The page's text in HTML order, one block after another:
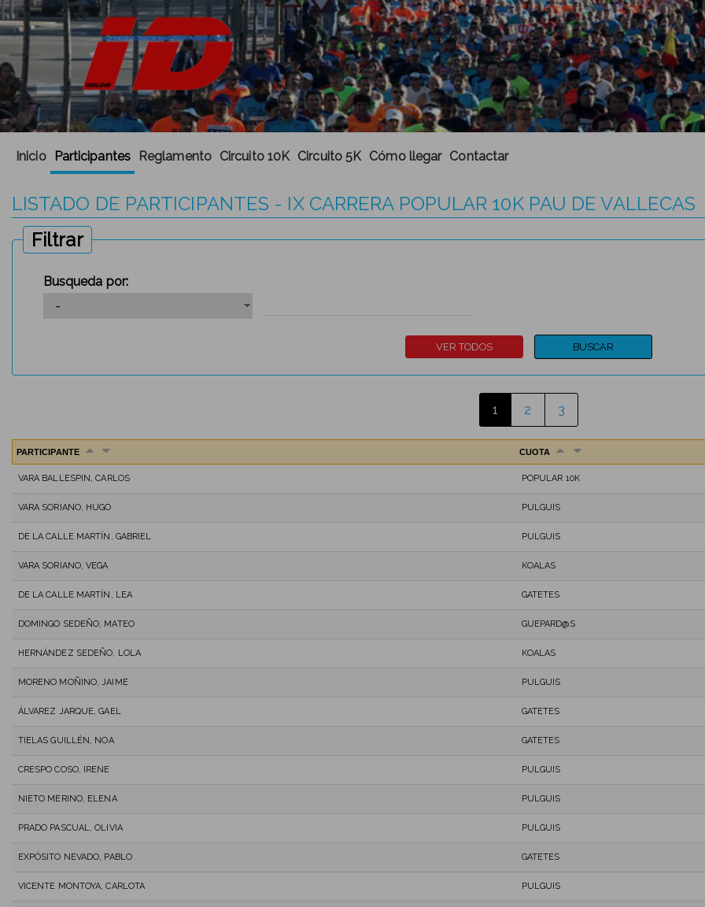
Inicio Participantes Reglamento Circuito 10K Circuito 5K Cómo llegar Contactar
LISTADO DE PARTICIPANTES - IX CARRERA POPULAR 10K PAU DE VALLECAS
Filtrar
Busqueda por:
1 2 3
PARTICIPANTE CUOTA
VARA BALLESPIN, CARLOS POPULAR 10K
VARA SORIANO, HUGO PULGUIS
DE LA CALLE MARTÍN, GABRIEL PULGUIS
VARA SORIANO, VEGA KOALAS
DE LA CALLE MARTÍN, LEA GATETES
DOMINGO SEDEÑO, MATEO GUEPARD@S
HERNÁNDEZ SEDEÑO, LOLA KOALAS
MORENO MOÑINO, JAIME PULGUIS
ÁLVAREZ JARQUE, GAEL GATETES
TIELAS GUILLÉN, NOA GATETES
CRESPO COSO, IRENE PULGUIS
NIETO MERINO, ELENA PULGUIS
PRADO PASCUAL, OLIVIA PULGUIS
EXPÓSITO NEVADO, PABLO GATETES
VICENTE MONTOYA, CARLOTA PULGUIS